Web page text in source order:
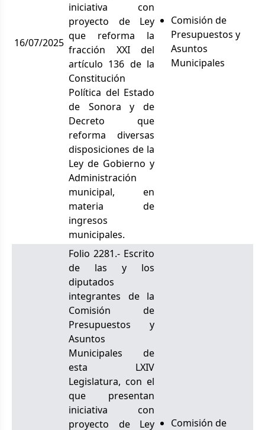
16/07/2025
iniciativa con
proyecto de Ley
que reforma la
fracción XXI del
artículo 136 de la
Constitución
Política del Estado
de Sonora y de
Decreto que
reforma diversas
disposiciones de la
Ley de Gobierno y
Administración
municipal, en
materia de
ingresos
municipales.
Comisión de
Presupuestos y
Asuntos
Municipales
Folio 2281.- Escrito
de las y los
diputados
integrantes de la
Comisión de
Presupuestos y
Asuntos
Municipales de
esta LXIV
Legislatura, con el
que presentan
iniciativa con
proyecto de Ley
Comisión de